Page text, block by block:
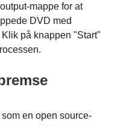
mappe for at
DVD med
Klik på knappen "Start"
en open source-